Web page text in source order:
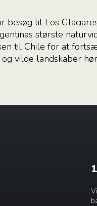
til Los
største
til Chile for at
vilde landskaber